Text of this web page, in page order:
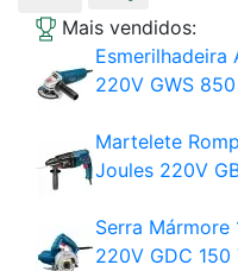
Mais vendidos:
Esmerilhadeira
220V GWS
Martelete
Joules 220V
Serra Mármore
220V GDC 150